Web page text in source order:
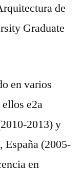
de
Graduate
en varios
e2a
2013) y
(2005-
en